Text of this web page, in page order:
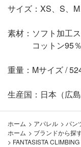
サイズ：XS、S、M
素材：ソフト加工
コットン95％
重量：Mサイズ /
生産国：日本（広島
ホーム > アパレル > パン
ホーム > ブランドから探
> FANTASISTA CLIMBING